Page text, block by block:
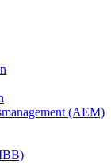
(AEM)